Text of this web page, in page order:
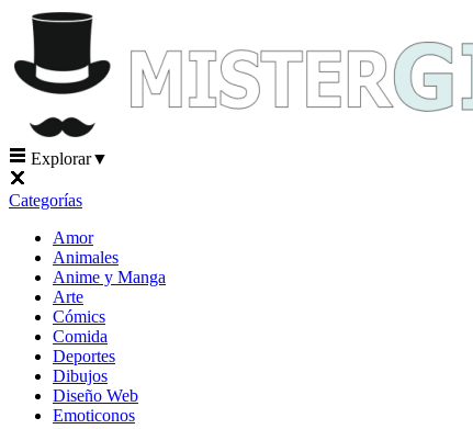
Explorar▼
Categorías
Amor
Animales
Anime y Manga
Arte
Cómics
Comida
Deportes
Dibujos
Diseño Web
Emoticonos